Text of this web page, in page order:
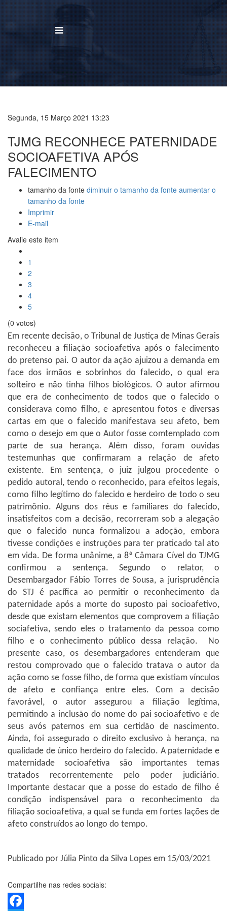
Segunda, 15 Março 2021 13:23
TJMG RECONHECE PATERNIDADE
SOCIOAFETIVA APÓS
FALECIMENTO
tamanho da fonte diminuir o tamanho da fonte aumentar o
tamanho da fonte
Imprimir
E-mail
Avalie este item
1
2
3
4
5
(0 votos)
Em recente decisão, o Tribunal de Justiça de Minas Gerais
reconheceu a filiação socioafetiva após o falecimento
do pretenso pai. O autor da ação ajuizou a demanda em
face dos irmãos e sobrinhos do falecido, o qual era
solteiro e não tinha filhos biológicos. O autor afirmou
que era de conhecimento de todos que o falecido o
considerava como filho, e apresentou fotos e diversas
cartas em que o falecido manifestava seu afeto, bem
como o desejo em que o Autor fosse comtemplado com
parte de sua herança. Além disso, foram ouvidas
testemunhas que confirmaram a relação de afeto
existente. Em sentença, o juiz julgou procedente o
pedido autoral, tendo o reconhecido, para efeitos legais,
como filho legítimo do falecido e herdeiro de todo o seu
patrimônio. Alguns dos réus e familiares do falecido,
insatisfeitos com a decisão, recorreram sob a alegação
que o falecido nunca formalizou a adoção, embora
tivesse condições e instruções para ter praticado tal ato
em vida. De forma unânime, a 8ª Câmara Cível do TJMG
confirmou a sentença. Segundo o relator, o
Desembargador Fábio Torres de Sousa, a jurisprudência
do STJ é pacífica ao permitir o reconhecimento da
paternidade após a morte do suposto pai socioafetivo,
desde que existam elementos que comprovem a filiação
sociafetiva, sendo eles o tratamento da pessoa como
filho e o conhecimento público dessa relação.
No
presente caso, os desembargadores entenderam que
restou comprovado que o falecido tratava o autor da
ação como se fosse filho, de forma que existiam vínculos
de afeto e confiança entre eles. Com a decisão
favorável, o autor assegurou a filiação legítima,
permitindo a inclusão do nome do pai socioafetivo e de
seus avós paternos em sua certidão de nascimento.
Ainda, foi assegurado o direito exclusivo à herança, na
qualidade de único herdeiro do falecido. A paternidade e
maternidade socioafetiva são importantes temas
tratados recorrentemente pelo poder judiciário.
Importante destacar que a posse do estado de filho é
condição indispensável para o reconhecimento da
filiação socioafetiva, a qual se funda em fortes lações de
afeto construídos ao longo do tempo.
Publicado por Júlia Pinto da Silva Lopes em 15/03/2021
Compartilhe nas redes sociais:
BUSCAR
Institucional
Área de Atuação
Treinamentos
Trabalhe Conosco